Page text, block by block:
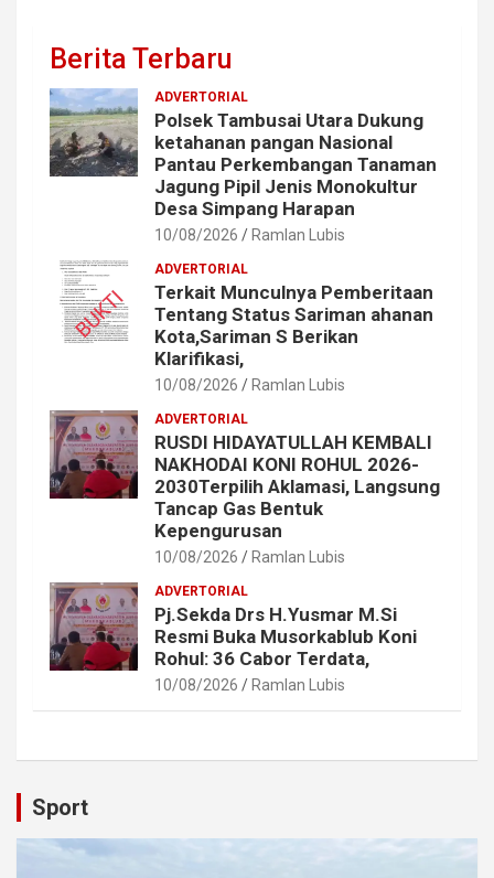
Berita Terbaru
ADVERTORIAL
Polsek Tambusai Utara Dukung
ketahanan pangan Nasional
Pantau Perkembangan Tanaman
Jagung Pipil Jenis Monokultur
Desa Simpang Harapan
10/08/2026 Ramlan Lubis
ADVERTORIAL
Terkait Munculnya Pemberitaan
Tentang Status Sariman ahanan
Kota,Sariman S Berikan
Klarifikasi,
10/08/2026 Ramlan Lubis
ADVERTORIAL
RUSDI HIDAYATULLAH KEMBALI
NAKHODAI KONI ROHUL 2026-
2030Terpilih Aklamasi, Langsung
Tancap Gas Bentuk
Kepengurusan
10/08/2026 Ramlan Lubis
ADVERTORIAL
Pj.Sekda Drs H.Yusmar M.Si
Resmi Buka Musorkablub Koni
Rohul: 36 Cabor Terdata,
10/08/2026 Ramlan Lubis
Sport